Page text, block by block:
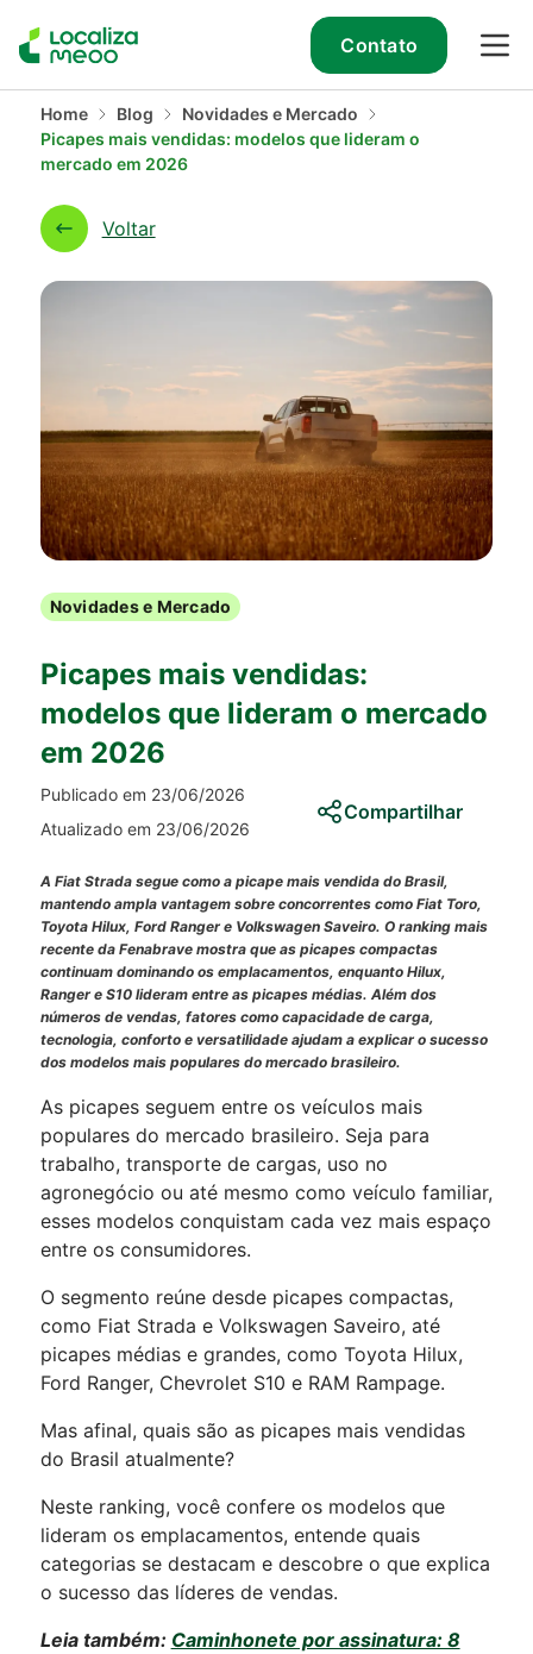
Contato
Home Blog
Novidades e Mercado
Picapes mais vendidas: modelos que lideram o
mercado em 2026
Voltar
Novidades e Mercado
Picapes mais vendidas:
modelos que lideram o mercado
em 2026
Publicado em 23/06/2026
Atualizado em 23/06/2026
Compartilhar
A Fiat Strada segue como a picape mais vendida do Brasil,
mantendo ampla vantagem sobre concorrentes como Fiat Toro,
Toyota Hilux, Ford Ranger e Volkswagen Saveiro. O ranking mais
recente da Fenabrave mostra que as picapes compactas
continuam dominando os emplacamentos, enquanto Hilux,
Ranger e S10 lideram entre as picapes médias. Além dos
números de vendas, fatores como capacidade de carga,
tecnologia, conforto e versatilidade ajudam a explicar o sucesso
dos modelos mais populares do mercado brasileiro.
As picapes seguem entre os veículos mais
populares do mercado brasileiro. Seja para
trabalho, transporte de cargas, uso no
agronegócio ou até mesmo como veículo familiar,
esses modelos conquistam cada vez mais espaço
entre os consumidores.
O segmento reúne desde picapes compactas,
como Fiat Strada e Volkswagen Saveiro, até
picapes médias e grandes, como Toyota Hilux,
Ford Ranger, Chevrolet S10 e RAM Rampage.
Mas afinal, quais são as picapes mais vendidas
do Brasil atualmente?
Neste ranking, você confere os modelos que
lideram os emplacamentos, entende quais
categorias se destacam e descobre o que explica
o sucesso das líderes de vendas.
Leia também: Caminhonete por assinatura: 8